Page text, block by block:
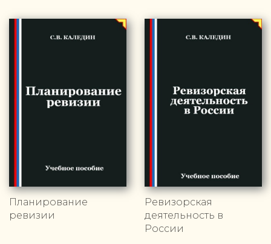
Планирование
ревизии
Ревизорская
деятельность в
России